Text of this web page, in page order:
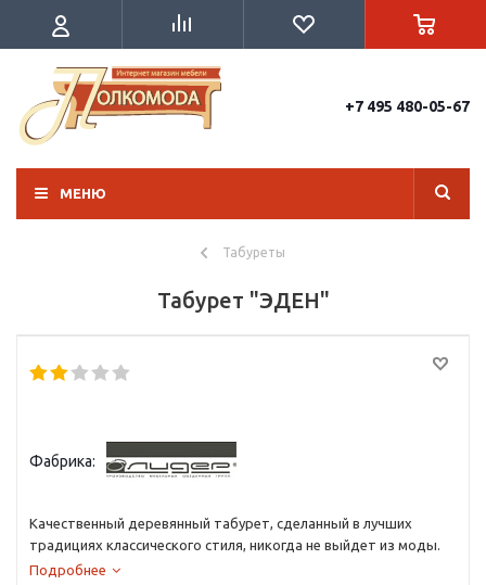
+7 495 480-05-67
МЕНЮ
Табуреты
Табурет "ЭДЕН"
Фабрика:
Качественный деревянный табурет, сделанный в лучших
традициях классического стиля, никогда не выйдет из моды.
Подробнее